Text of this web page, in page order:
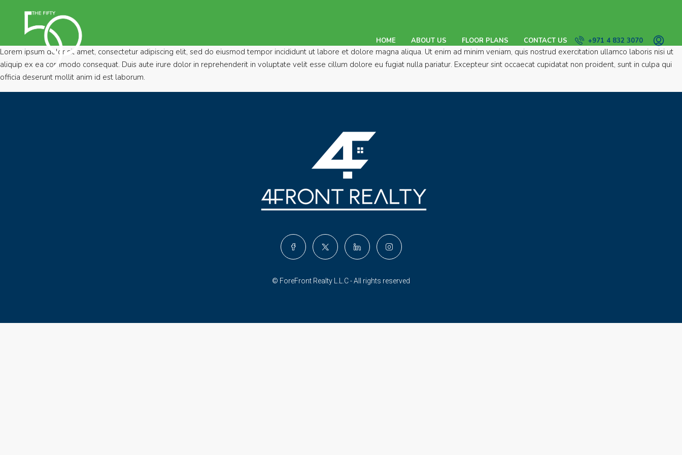
HOME ABOUT US FLOOR PLANS CONTACT US +971 4 832 3070
Lorem ipsum dolor sit amet, consectetur adipiscing elit, sed do eiusmod tempor incididunt ut labore et dolore magna aliqua. Ut enim ad minim veniam, quis nostrud exercitation ullamco laboris nisi ut
aliquip ex ea commodo consequat. Duis aute irure dolor in reprehenderit in voluptate velit esse cillum dolore eu fugiat nulla pariatur. Excepteur sint occaecat cupidatat non proident, sunt in culpa qui
officia deserunt mollit anim id est laborum.
© ForeFront Realty L.L.C - All rights reserved